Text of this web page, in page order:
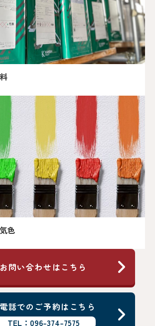
色
お問い合わせはこちら
話でのご予約はこちら
TEL：096-374-7575